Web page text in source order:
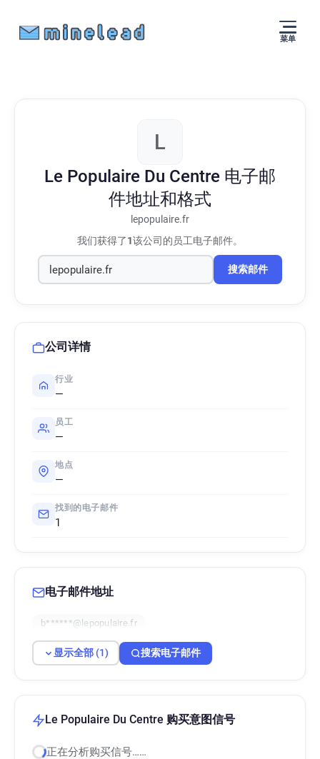
菜单
L
Le Populaire Du Centre 电子邮
件地址和格式
lepopulaire.fr
我们获得了1该公司的员工电子邮件。
搜索邮件
公司详情
行业
—
员工
—
地点
—
找到的电子邮件
1
电子邮件地址
b******@lepopulaire.fr
显示全部 (1) 搜索电子邮件
Le Populaire Du Centre 购买意图信号
正在分析购买信号……